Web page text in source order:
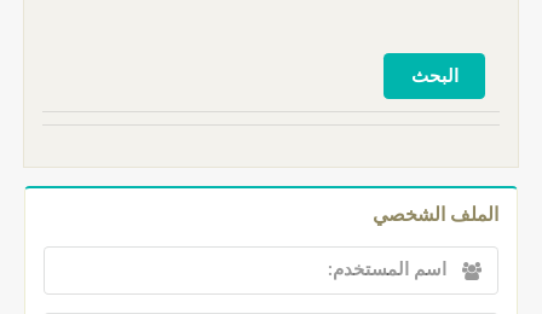
الملف الشخصي